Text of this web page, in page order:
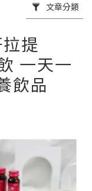
文章分類
提
一天一
飲品